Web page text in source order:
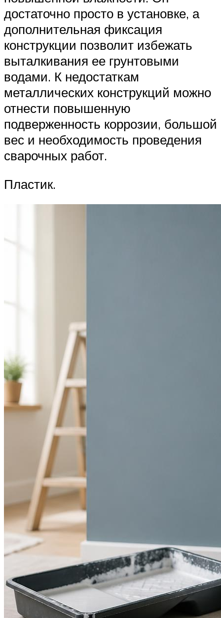
достаточно просто в установке, а
дополнительная фиксация
конструкции позволит избежать
выталкивания ее грунтовыми
водами. К недостаткам
металлических конструкций можно
отнести повышенную
подверженность коррозии, большой
вес и необходимость проведения
сварочных работ.
Пластик.